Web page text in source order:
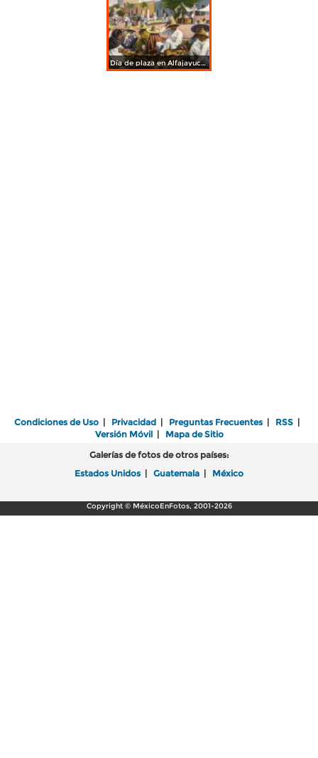
Día de plaza en Alfajayucan
Condiciones de Uso | Privacidad | Preguntas Frecuentes | RSS |
Versión Móvil| Mapa de Sitio
Galerías de fotos de otros países:
Estados Unidos | Guatemala | México
Copyright © MéxicoEnFotos, 2001-2026